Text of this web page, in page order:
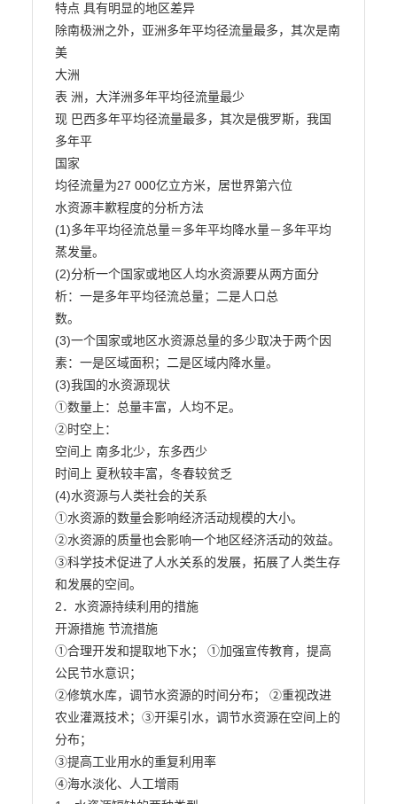
特点 具有明显的地区差异
除南极洲之外，亚洲多年平均径流量最多，其次是南
美
大洲
表 洲，大洋洲多年平均径流量最少
现 巴西多年平均径流量最多，其次是俄罗斯，我国
多年平
国家
均径流量为27 000亿立方米，居世界第六位
水资源丰歉程度的分析方法
(1)多年平均径流总量＝多年平均降水量－多年平均
蒸发量。
(2)分析一个国家或地区人均水资源要从两方面分
析：一是多年平均径流总量；二是人口总
数。
(3)一个国家或地区水资源总量的多少取决于两个因
素：一是区域面积；二是区域内降水量。
(3)我国的水资源现状
①数量上：总量丰富，人均不足。
②时空上：
空间上 南多北少，东多西少
时间上 夏秋较丰富，冬春较贫乏
(4)水资源与人类社会的关系
①水资源的数量会影响经济活动规模的大小。
②水资源的质量也会影响一个地区经济活动的效益。
③科学技术促进了人水关系的发展，拓展了人类生存
和发展的空间。
2．水资源持续利用的措施
开源措施 节流措施
①合理开发和提取地下水； ①加强宣传教育，提高
公民节水意识；
②修筑水库，调节水资源的时间分布； ②重视改进
农业灌溉技术；③开渠引水，调节水资源在空间上的
分布；
③提高工业用水的重复利用率
④海水淡化、人工增雨